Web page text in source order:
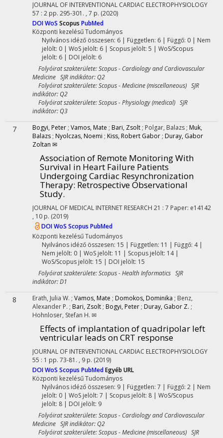
JOURNAL OF INTERVENTIONAL CARDIAC ELECTROPHYSIOLOGY
57 : 2 pp. 295-301. , 7 p. (2020)
DOIWoS Scopus PubMed
Központi kezelésűTudományos
Nyilvános idéző összesen: 6| Független: 6 | Függő: 0 | Nem
jelölt: 0 | WoS jelölt: 6 | Scopus jelölt: 5 | WoS/Scopus
jelölt: 6 | DOI jelölt: 6
Folyóirat szakterülete: Scopus - Cardiology and Cardiovascular
Medicine SJR indikátor: Q2
Folyóirat szakterülete: Scopus - Medicine (miscellaneous) SJR
indikátor: Q2
Folyóirat szakterülete: Scopus - Physiology (medical) SJR
indikátor: Q3
7 Bogyi, Peter ; Vamos, Mate ; Bari, Zsolt ; Polgar, Balazs ; Muk,
Balazs ; Nyolczas, Noemi ; Kiss, Robert Gabor ; Duray, Gabor
Zoltan ✉
Association of Remote Monitoring With
Survival in Heart Failure Patients
Undergoing Cardiac Resynchronization
Therapy: Retrospective Observational
Study.
JOURNAL OF MEDICAL INTERNET RESEARCH 21 : 7 Paper: e14142
, 10 p. (2019)
DOIWoS Scopus PubMed
Központi kezelésűTudományos
Nyilvános idéző összesen: 15 | Független: 11 | Függő: 4 |
Nem jelölt: 0 | WoS jelölt: 11 | Scopus jelölt: 14 |
WoS/Scopus jelölt: 15 | DOI jelölt: 15
Folyóirat szakterülete: Scopus - Health Informatics SJR
indikátor: D1
8 Erath, Julia W. ; Vamos, Mate ; Domokos, Dominika ; Benz,
Alexander P. ; Bari, Zsolt ; Bogyi, Peter ; Duray, Gabor Z. ;
Hohnloser, Stefan H. ✉
Effects of implantation of quadripolar left
ventricular leads on CRT response
JOURNAL OF INTERVENTIONAL CARDIAC ELECTROPHYSIOLOGY
55 : 1 pp. 73-81. , 9 p. (2019)
DOIWoS Scopus PubMedEgyéb URL
Központi kezelésűTudományos
Nyilvános idéző összesen: 9| Független: 7 | Függő: 2 | Nem
jelölt: 0 | WoS jelölt: 7 | Scopus jelölt: 8 | WoS/Scopus
jelölt: 8 | DOI jelölt: 9
Folyóirat szakterülete: Scopus - Cardiology and Cardiovascular
Medicine SJR indikátor: Q2
Folyóirat szakterülete: Scopus - Medicine (miscellaneous) SJR